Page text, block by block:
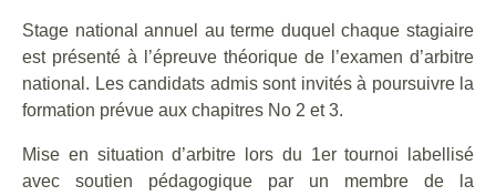
Stage national annuel au terme duquel chaque stagiaire
est présenté à l’épreuve théorique de l’examen d’arbitre
national. Les candidats admis sont invités à poursuivre la
formation prévue aux chapitres No 2 et 3.
Mise en situation d’arbitre lors du 1er tournoi labellisé
avec soutien pédagogique par un membre de la